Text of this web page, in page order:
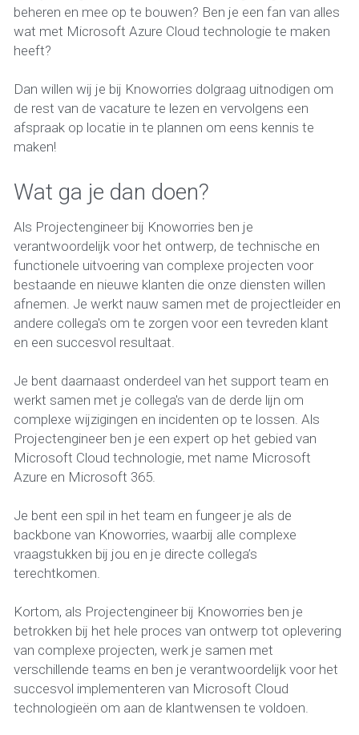
beheren en mee op te bouwen? Ben je een fan van alles
wat met Microsoft Azure Cloud technologie te maken
heeft?
Dan willen wij je bij Knoworries dolgraag uitnodigen om
de rest van de vacature te lezen en vervolgens een
afspraak op locatie in te plannen om eens kennis te
maken!
Wat ga je dan doen?
Als Projectengineer bij Knoworries ben je
verantwoordelijk voor het ontwerp, de technische en
functionele uitvoering van complexe projecten voor
bestaande en nieuwe klanten die onze diensten willen
afnemen. Je werkt nauw samen met de projectleider en
andere collega's om te zorgen voor een tevreden klant
en een succesvol resultaat.
Je bent daarnaast onderdeel van het support team en
werkt samen met je collega's van de derde lijn om
complexe wijzigingen en incidenten op te lossen. Als
Projectengineer ben je een expert op het gebied van
Microsoft Cloud technologie, met name Microsoft
Azure en Microsoft 365.
Je bent een spil in het team en fungeer je als de
backbone van Knoworries, waarbij alle complexe
vraagstukken bij jou en je directe collega’s
terechtkomen.
Kortom, als Projectengineer bij Knoworries ben je
betrokken bij het hele proces van ontwerp tot oplevering
van complexe projecten, werk je samen met
verschillende teams en ben je verantwoordelijk voor het
succesvol implementeren van Microsoft Cloud
technologieën om aan de klantwensen te voldoen.